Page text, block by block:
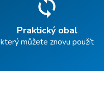
sync
Praktický obal
který můžete znovu použít